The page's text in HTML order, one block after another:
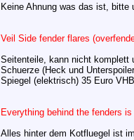
Keine Ahnung was das ist,
Veil Side fender flares
Seitenteile, kann nicht komplett
Schuerze (Heck und
Spiegel (elektrisch) 35 Euro
Everything behind the fenders
Alles hinter dem Kotfluegel ist